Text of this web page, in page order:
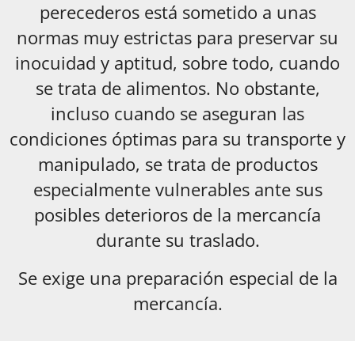
perecederos está sometido a unas
normas muy estrictas para preservar su
inocuidad y aptitud, sobre todo, cuando
se trata de alimentos. No obstante,
incluso cuando se aseguran las
condiciones óptimas para su transporte y
manipulado, se trata de productos
especialmente vulnerables ante sus
posibles deterioros de la mercancía
durante su traslado.
Se exige una preparación especial de la
mercancía.